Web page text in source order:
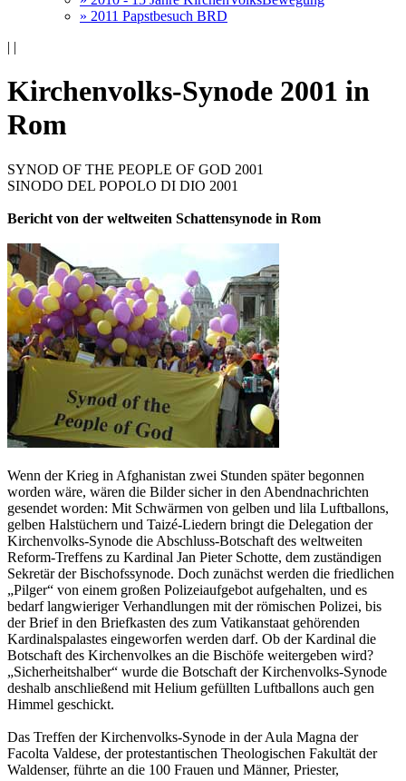
» 2011 Papstbesuch BRD
| |
Kirchenvolks-Synode 2001 in
Rom
SYNOD OF THE PEOPLE OF GOD 2001
SINODO DEL POPOLO DI DIO 2001
Bericht von der weltweiten Schattensynode in Rom
Wenn der Krieg in Afghanistan zwei Stunden später begonnen
worden wäre, wären die Bilder sicher in den Abendnachrichten
gesendet worden: Mit Schwärmen von gelben und lila Luftballons,
gelben Halstüchern und Taizé-Liedern bringt die Delegation der
Kirchenvolks-Synode die Abschluss-Botschaft des weltweiten
Reform-Treffens zu Kardinal Jan Pieter Schotte, dem zuständigen
Sekretär der Bischofssynode. Doch zunächst werden die friedlichen
„Pilger“ von einem großen Polizeiaufgebot aufgehalten, und es
bedarf langwieriger Verhandlungen mit der römischen Polizei, bis
der Brief in den Briefkasten des zum Vatikanstaat gehörenden
Kardinalspalastes eingeworfen werden darf. Ob der Kardinal die
Botschaft des Kirchenvolkes an die Bischöfe weitergeben wird?
„Sicherheitshalber“ wurde die Botschaft der Kirchenvolks-Synode
deshalb anschließend mit Helium gefüllten Luftballons auch gen
Himmel geschickt.
Das Treffen der Kirchenvolks-Synode in der Aula Magna der
Facolta Valdese, der protestantischen Theologischen Fakultät der
Waldenser, führte an die 100 Frauen und Männer, Priester,